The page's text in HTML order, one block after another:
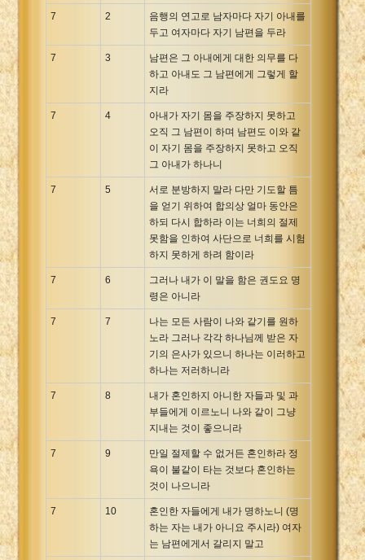
7 2
음행의 연고로 남자마다 자기 아내를
두고 여자마다 자기 남편을 두라
7 3
남편은 그 아내에게 대한 의무를 다
하고 아내도 그 남편에게 그렇게 할
지라
7 4
아내가 자기 몸을 주장하지 못하고
오직 그 남편이 하며 남편도 이와 같
이 자기 몸을 주장하지 못하고 오직
그 아내가 하나니
7 5
서로 분방하지 말라 다만 기도할 틈
을 얻기 위하여 합의상 얼마 동안은
하되 다시 합하라 이는 너희의 절제
못함을 인하여 사단으로 너희를 시험
하지 못하게 하려 함이라
7 6
그러나 내가 이 말을 함은 권도요 명
령은 아니라
7 7
나는 모든 사람이 나와 같기를 원하
노라 그러나 각각 하나님께 받은 자
기의 은사가 있으니 하나는 이러하고
하나는 저러하니라
7 8
내가 혼인하지 아니한 자들과 및 과
부들에게 이르노니 나와 같이 그냥
지내는 것이 좋으니라
7 9
만일 절제할 수 없거든 혼인하라 정
욕이 불같이 타는 것보다 혼인하는
것이 나으니라
7 10
혼인한 자들에게 내가 명하노니 (명
하는 자는 내가 아니요 주시라) 여자
는 남편에게서 갈리지 말고